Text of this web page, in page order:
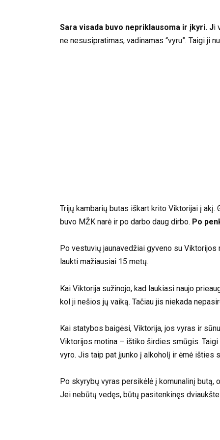
Sara visada buvo nepriklausoma ir įkyri. Ji
ne nesusipratimas, vadinamas “vyru”. Taigi ji
Trijų kambarių butas iškart krito Viktorijai į
buvo MŽK narė ir po darbo daug dirbo. Po
Po vestuvių jaunavedžiai gyveno su
laukti mažiausiai 15 metų.
Kai Viktorija sužinojo, kad laukiasi naujo
kol ji nešios jų vaiką. Tačiau jis niekada
Kai statybos baigėsi, Viktorija, jos vyras ir
Viktorijos motina – ištiko širdies smūgis.
vyro. Jis taip pat įjunko į alkoholį ir ėmė išties
Po skyrybų vyras persikėlė į komunalinį butą,
Jei nebūtų vedęs, būtų pasitenkinęs